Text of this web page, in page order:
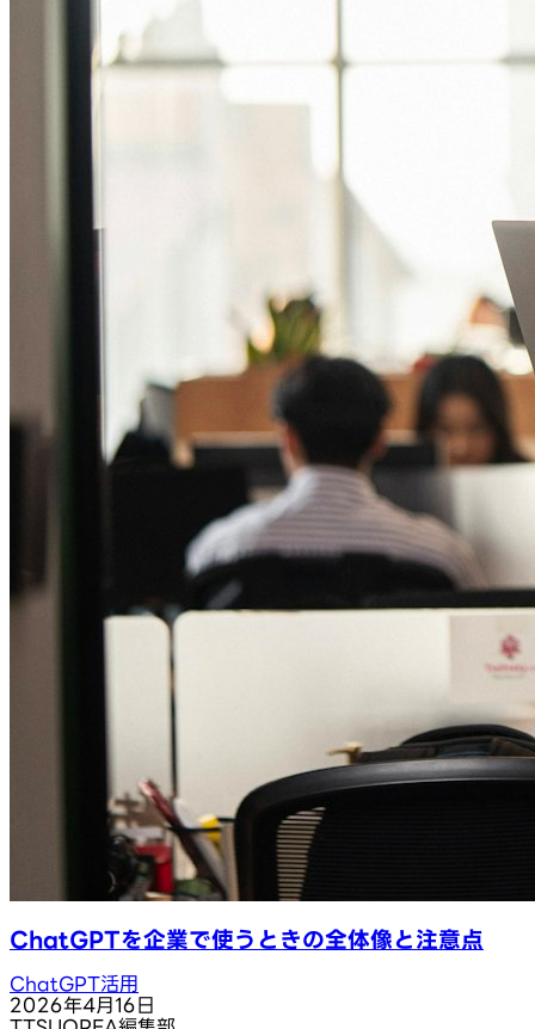
ChatGPTを企業で使うときの全体像と注意点
ChatGPT活用
2026年4月16日
TTSUQREA編集部
続きを読む